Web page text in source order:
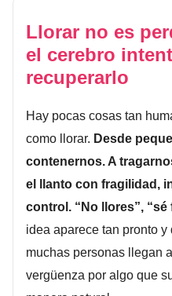
Llorar no es
el cerebro
recuperarlo
Hay pocas cosas tan
como llorar. Desde
contenernos. A
el llanto con fragilidad,
control. “No llores”, “sé
idea aparece tan pronto
muchas personas llegan
vergüenza por algo que